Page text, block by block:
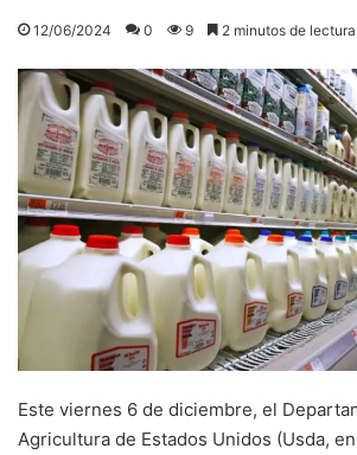
12/06/2024 0 9 2 minutos de lectura
Este viernes 6 de diciembre, el
Agricultura de Estados Unidos (Usda,